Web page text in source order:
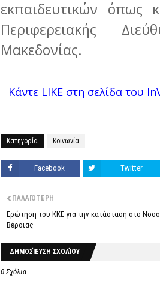
εκπαιδευτικών
Περιφερειακής
Μακεδονίας.
Κάντε LIKE στη σελίδα του
Κατηγορία Κοινωνία
Facebook Twitter
ΠΑΛΑΙΌΤΕΡΗ
Ερώτηση του ΚΚΕ για την κατάσταση στο
Βέροιας
ΔΗΜΟΣΊΕΥΣΗ ΣΧΟΛΊΟΥ
0 Σχόλια